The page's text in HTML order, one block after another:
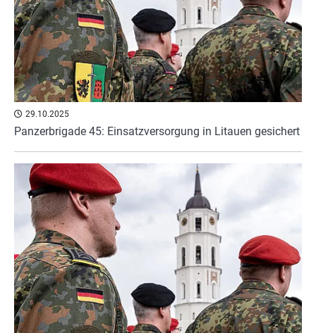
29.10.2025
Panzerbrigade 45: Einsatzversorgung in Litauen gesichert